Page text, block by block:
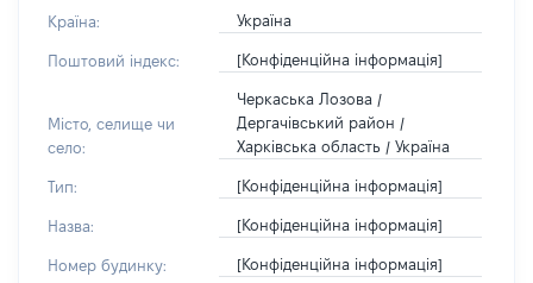
Країна: Україна
Поштовий індекс: [Конфіденційна інформація]
Місто, селище чи
село:
Черкаська Лозова /
Дергачівський район /
Харківська область / Україна
Тип: [Конфіденційна інформація]
Назва: [Конфіденційна інформація]
Номер будинку: [Конфіденційна інформація]